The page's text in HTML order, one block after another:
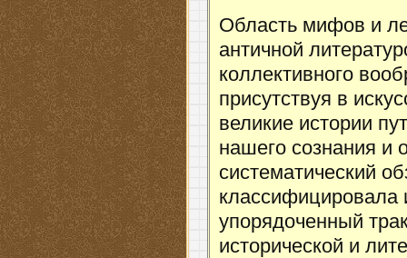
Область мифов и
античной
коллективного
присутствуя в
великие истории
нашего сознания и
систематический
упорядоченный
исторической и